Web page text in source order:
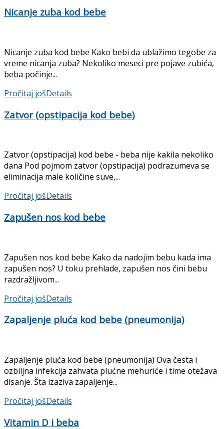
Nicanje zuba kod bebe
Nicanje zuba kod bebe Kako bebi da ublažimo tegobe za
vreme nicanja zuba? Nekoliko meseci pre pojave zubića,
beba počinje...
Pročitaj jošDetails
Zatvor (opstipacija kod bebe)
Zatvor (opstipacija) kod bebe - beba nije kakila nekoliko
dana Pod pojmom zatvor (opstipacija) podrazumeva se
eliminacija male količine suve,...
Pročitaj jošDetails
Zapušen nos kod bebe
Zapušen nos kod bebe Kako da nadojim bebu kada ima
zapušen nos? U toku prehlade, zapušen nos čini bebu
razdražljivom...
Pročitaj jošDetails
Zapaljenje pluća kod bebe (pneumonija)
Zapaljenje pluća kod bebe (pneumonija) Ova česta i
ozbiljna infekcija zahvata plućne mehuriće i time otežava
disanje. Šta izaziva zapaljenje...
Pročitaj jošDetails
Vitamin D i beba